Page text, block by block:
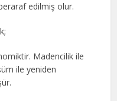
edilmiş olur.
Madencilik ile
ile yeniden